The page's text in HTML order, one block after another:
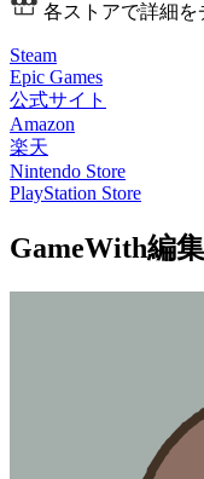
各ストアで詳細を
Steam
Epic Games
公式サイト
Amazon
楽天
Nintendo Store
PlayStation Store
GameWith編